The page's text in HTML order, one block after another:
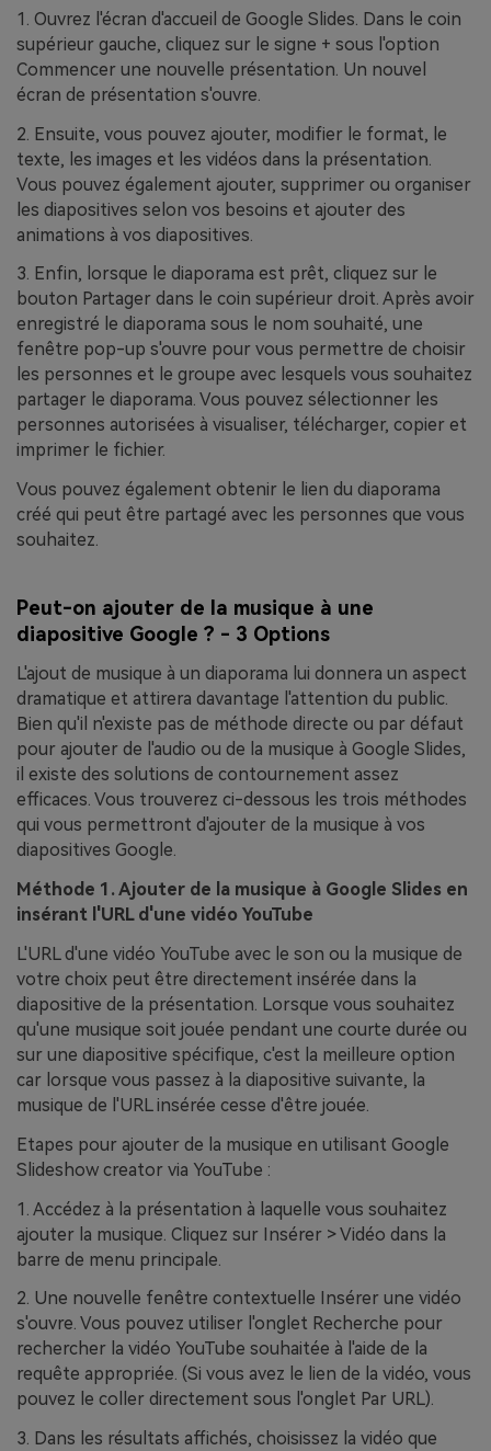
1. Ouvrez l'écran d'accueil de Google Slides. Dans le coin
supérieur gauche, cliquez sur le signe + sous l'option
Commencer une nouvelle présentation. Un nouvel
écran de présentation s'ouvre.
2. Ensuite, vous pouvez ajouter, modifier le format, le
texte, les images et les vidéos dans la présentation.
Vous pouvez également ajouter, supprimer ou organiser
les diapositives selon vos besoins et ajouter des
animations à vos diapositives.
3. Enfin, lorsque le diaporama est prêt, cliquez sur le
bouton Partager dans le coin supérieur droit. Après avoir
enregistré le diaporama sous le nom souhaité, une
fenêtre pop-up s'ouvre pour vous permettre de choisir
les personnes et le groupe avec lesquels vous souhaitez
partager le diaporama. Vous pouvez sélectionner les
personnes autorisées à visualiser, télécharger, copier et
imprimer le fichier.
Vous pouvez également obtenir le lien du diaporama
créé qui peut être partagé avec les personnes que vous
souhaitez.
Peut-on ajouter de la musique à une
diapositive Google ? - 3 Options
L'ajout de musique à un diaporama lui donnera un aspect
dramatique et attirera davantage l'attention du public.
Bien qu'il n'existe pas de méthode directe ou par défaut
pour ajouter de l'audio ou de la musique à Google Slides,
il existe des solutions de contournement assez
efficaces. Vous trouverez ci-dessous les trois méthodes
qui vous permettront d'ajouter de la musique à vos
diapositives Google.
Méthode 1. Ajouter de la musique à Google Slides en
insérant l'URL d'une vidéo YouTube
L'URL d'une vidéo YouTube avec le son ou la musique de
votre choix peut être directement insérée dans la
diapositive de la présentation. Lorsque vous souhaitez
qu'une musique soit jouée pendant une courte durée ou
sur une diapositive spécifique, c'est la meilleure option
car lorsque vous passez à la diapositive suivante, la
musique de l'URL insérée cesse d'être jouée.
Etapes pour ajouter de la musique en utilisant Google
Slideshow creator via YouTube :
1. Accédez à la présentation à laquelle vous souhaitez
ajouter la musique. Cliquez sur Insérer > Vidéo dans la
barre de menu principale.
2. Une nouvelle fenêtre contextuelle Insérer une vidéo
s'ouvre. Vous pouvez utiliser l'onglet Recherche pour
rechercher la vidéo YouTube souhaitée à l'aide de la
requête appropriée. (Si vous avez le lien de la vidéo, vous
pouvez le coller directement sous l'onglet Par URL).
3. Dans les résultats affichés, choisissez la vidéo que